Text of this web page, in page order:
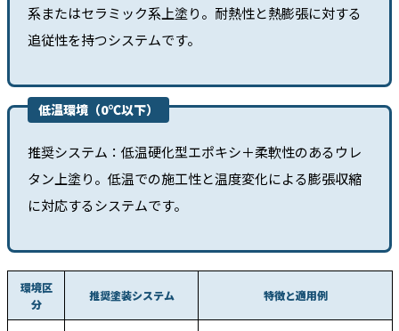
系またはセラミック系上塗り。耐熱性と熱膨張に対する
追従性を持つシステムです。
低温環境（0℃以下）
推奨システム：低温硬化型エポキシ＋柔軟性のあるウレ
タン上塗り。低温での施工性と温度変化による膨張収縮
に対応するシステムです。
環境区
分
推奨塗装システム 特徴と適用例